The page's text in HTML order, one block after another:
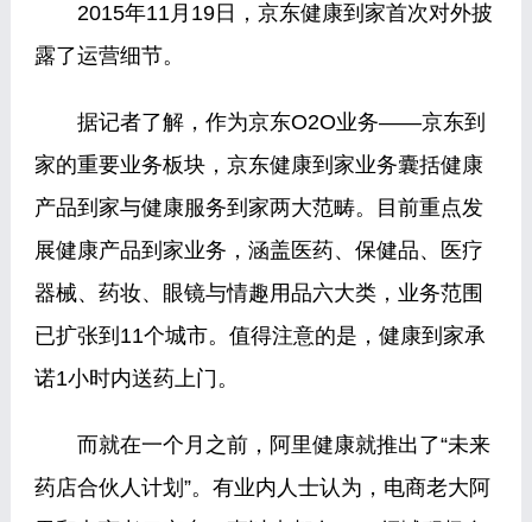
2015年11月19日，京东健康到家首次对外披
露了运营细节。
据记者了解，作为京东O2O业务——京东到
家的重要业务板块，京东健康到家业务囊括健康
产品到家与健康服务到家两大范畴。目前重点发
展健康产品到家业务，涵盖医药、保健品、医疗
器械、药妆、眼镜与情趣用品六大类，业务范围
已扩张到11个城市。值得注意的是，健康到家承
诺1小时内送药上门。
而就在一个月之前，阿里健康就推出了“未来
药店合伙人计划”。有业内人士认为，电商老大阿